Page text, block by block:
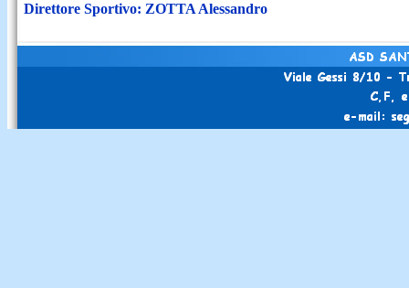
Direttore Sportivo: ZOTTA Alessandro